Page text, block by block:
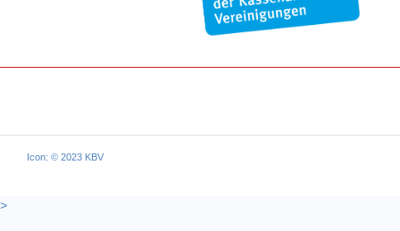
Icon: © 2023 KBV
>